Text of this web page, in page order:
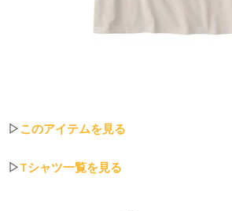
▷このアイテムを見る
▷Tシャツ一覧を見る